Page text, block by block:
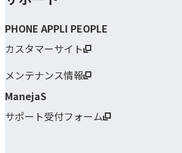
PHONE APPLI PEOPLE
カスタマーサイト
メンテナンス情報
ManejaS
サポート受付フォーム